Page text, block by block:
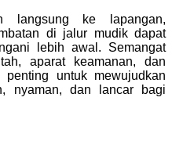
langsung ke lapangan,
di jalur mudik dapat
lebih awal. Semangat
aparat keamanan, dan
untuk mewujudkan
nyaman, dan lancar bagi